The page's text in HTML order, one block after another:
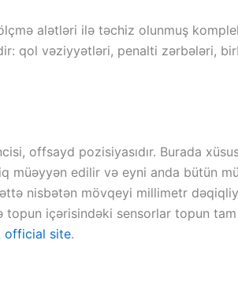
alətləri ilə təchiz olunmuş
vəziyyətləri, penalti zərbələri,
offsayd pozisiyasıdır. Burada
müəyyən edilir və eyni anda bütün
nisbətən mövqeyi millimetr
topun içərisindəki sensorlar topun
official site.